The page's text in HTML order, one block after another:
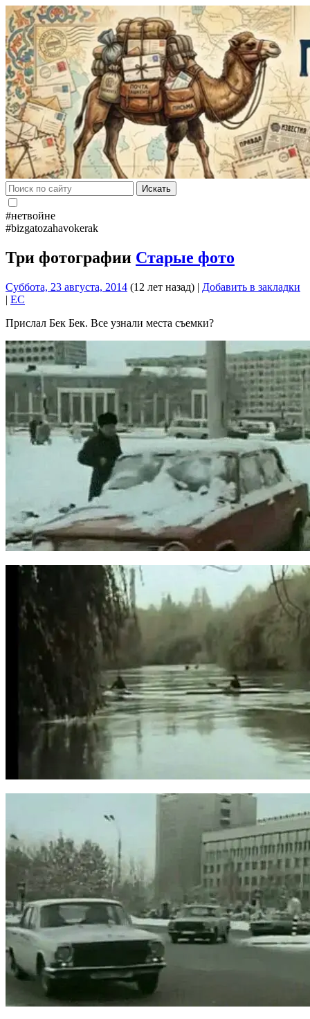
Искать
#нетвойне
#bizgatozahavokerak
Три фотографии Старые фото
Суббота, 23 августа, 2014 (12 лет назад) | Добавить в закладки
| EC
Прислал Бек Бек. Все узнали места съемки?